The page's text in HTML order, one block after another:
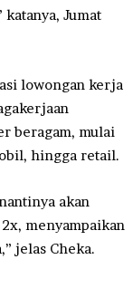
Jumat
lowongan kerja
beragam, mulai
hingga retail.
akan
menyampaikan
jelas Cheka.